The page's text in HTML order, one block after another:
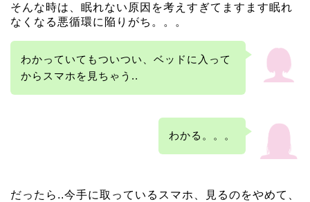
そんな時は、眠れない原因を考えすぎてますます眠れ
なくなる悪循環に陥りがち。。。
わかっていてもついつい、ベッドに入って
からスマホを見ちゃう..
わかる。。。
だったら..今手に取っているスマホ、見るのをやめて、